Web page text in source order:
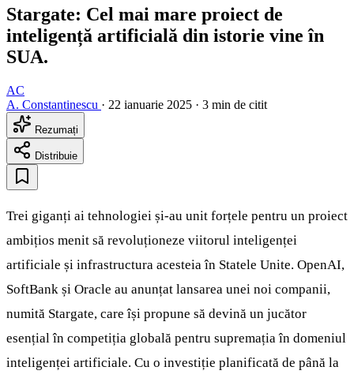
Stargate: Cel mai mare proiect de
inteligență artificială din istorie vine în
SUA.
AC
A. Constantinescu · 22 ianuarie 2025 · 3 min de citit
Rezumați
Distribuie
Trei giganți ai tehnologiei și-au unit forțele pentru un proiect
ambițios menit să revoluționeze viitorul inteligenței
artificiale și infrastructura acesteia în Statele Unite. OpenAI,
SoftBank și Oracle au anunțat lansarea unei noi companii,
numită Stargate, care își propune să devină un jucător
esențial în competiția globală pentru supremația în domeniul
inteligenței artificiale. Cu o investiție planificată de până la